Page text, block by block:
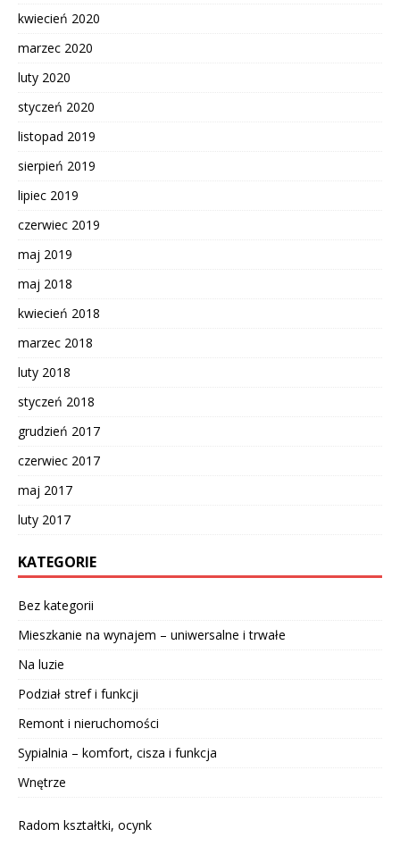
kwiecień 2020
marzec 2020
luty 2020
styczeń 2020
listopad 2019
sierpień 2019
lipiec 2019
czerwiec 2019
maj 2019
maj 2018
kwiecień 2018
marzec 2018
luty 2018
styczeń 2018
grudzień 2017
czerwiec 2017
maj 2017
luty 2017
KATEGORIE
Bez kategorii
Mieszkanie na wynajem – uniwersalne i trwałe
Na luzie
Podział stref i funkcji
Remont i nieruchomości
Sypialnia – komfort, cisza i funkcja
Wnętrze
Radom kształtki, ocynk